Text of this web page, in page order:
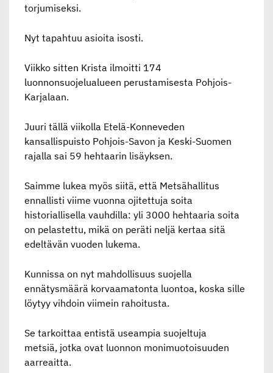
torjumiseksi.
Nyt tapahtuu asioita isosti.
Viikko sitten Krista ilmoitti 174
luonnonsuojelualueen perustamisesta Pohjois-
Karjalaan.
Juuri tällä viikolla Etelä-Konneveden
kansallispuisto Pohjois-Savon ja Keski-Suomen
rajalla sai 59 hehtaarin lisäyksen.
Saimme lukea myös siitä, että Metsähallitus
ennallisti viime vuonna ojitettuja soita
historiallisella vauhdilla: yli 3000 hehtaaria soita
on pelastettu, mikä on peräti neljä kertaa sitä
edeltävän vuoden lukema.
Kunnissa on nyt mahdollisuus suojella
ennätysmäärä korvaamatonta luontoa, koska sille
löytyy vihdoin viimein rahoitusta.
Se tarkoittaa entistä useampia suojeltuja
metsiä, jotka ovat luonnon monimuotoisuuden
aarreaitta.